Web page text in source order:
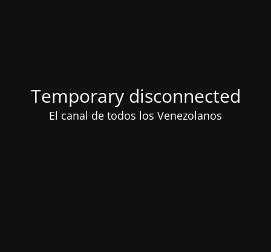
Temporary disconnected
El canal de todos los Venezolanos